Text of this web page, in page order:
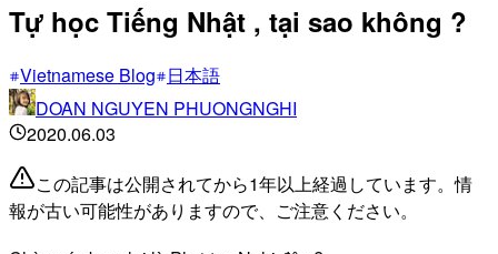
Tự học Tiếng Nhật , tại sao không ?
Vietnamese Blog 日本語
DOAN NGUYEN PHUONGNGHI
2020.06.03
この記事は公開されてから1年以上経過しています。情
報が古い可能性がありますので、ご注意ください。